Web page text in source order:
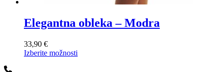
Elegantna obleka – Modra
33,90 €
Izberite možnosti